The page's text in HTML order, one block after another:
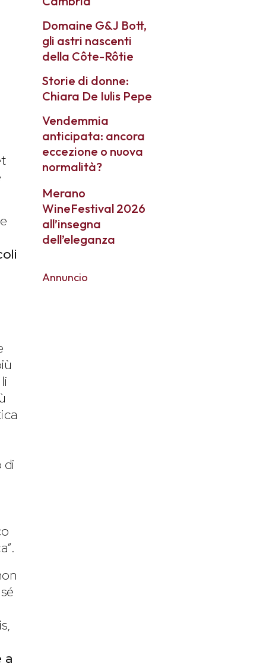
di
a
Domaine G&J Bott,
gli astri nascenti
della Côte-Rôtie
Storie di donne:
Chiara De Iulis Pepe
Vendemmia
anticipata: ancora
eccezione o nuova
normalità?
Merano
WineFestival 2026
all’insegna
dell’eleganza
Annuncio